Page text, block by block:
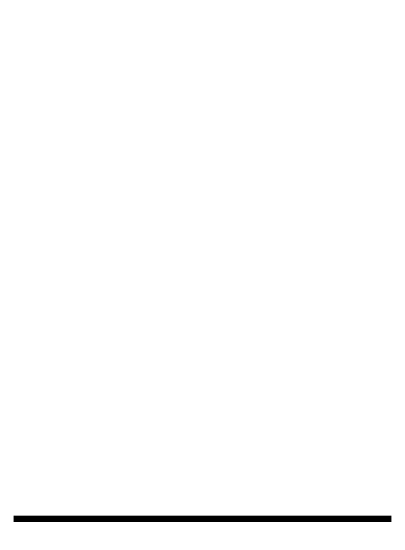
ลิ้มชิมรสอาหารได้อย่างหลากหลาย โดยที่ไม่ต้องไปรอคิว